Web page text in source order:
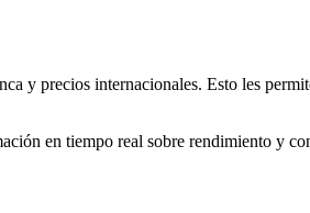
y precios internacionales. Esto les
en tiempo real sobre rendimiento y